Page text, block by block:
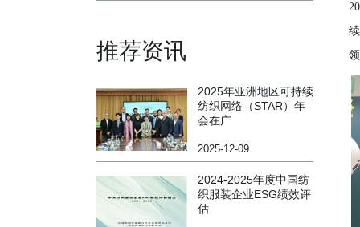
推荐资讯
2025年亚洲地区可持续
纺织网络（STAR）年
会在广
2025-12-09
2024-2025年度中国纺
织服装企业ESG绩效评
估